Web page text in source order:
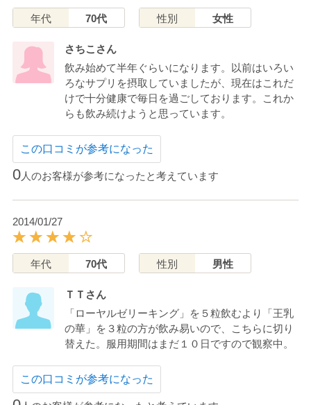
年代 70代 性別 女性
さちこさん
飲み始めて半年ぐらいになります。以前はいろい
ろなサプリを摂取していましたが、現在はこれだ
けで十分健康で毎日を過ごしております。これか
らも飲み続けようと思っています。
この口コミが参考になった
0人のお客様が参考になったと考えています
2014/01/27
年代 70代 性別 男性
ＴＴさん
「ローヤルゼリーキング」を５粒飲むより「王乳
の華」を３粒の方が飲み易いので、こちらに切り
替えた。服用期間はまだ１０日ですので観察中。
この口コミが参考になった